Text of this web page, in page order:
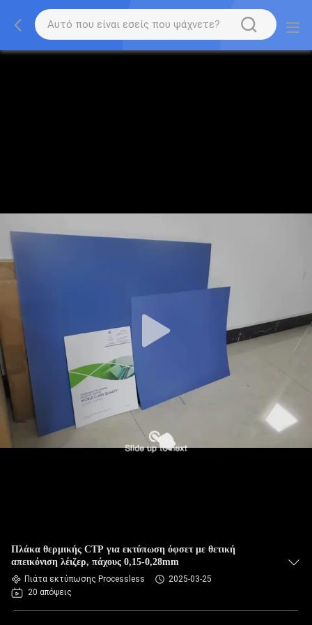
Πλάκα θερμικής CTP για εκτύπωση όφσετ με θετική
απεικόνιση λέιζερ, πάχους 0,15-0,28mm
Πιάτα εκτύπωσης Processless
2025-03-25
20 απόψεις